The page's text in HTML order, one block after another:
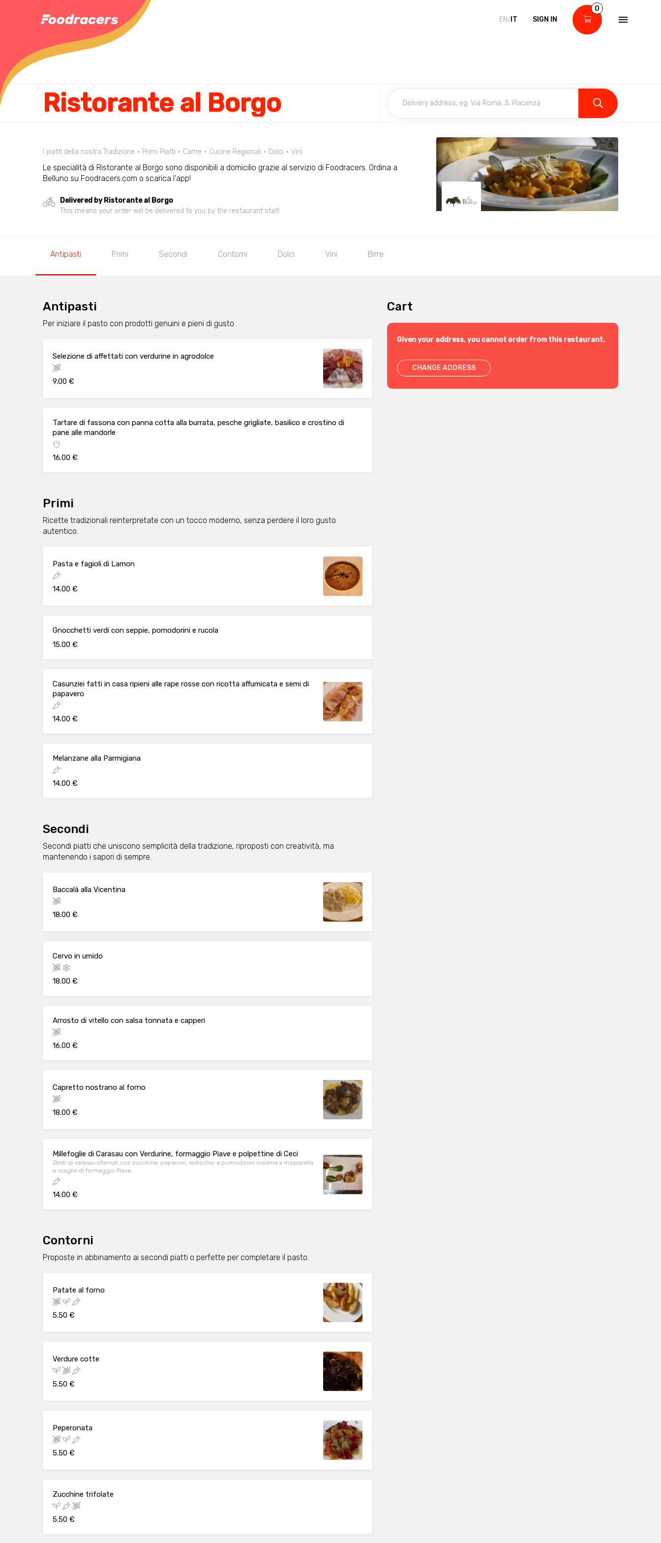
EN/ IT SIGN IN
0
Ristorante al Borgo
I piatti della nostra Tradizione Primi Piatti Carne Cucine Regionali Dolci Vini
Le specialità di Ristorante al Borgo sono disponibili a domicilio grazie al servizio di Foodracers. Ordina a
Belluno su Foodracers.com o scarica l'app!
Delivered by Ristorante al Borgo
This means your order will be delivered to you by the restaurant staff.
Antipasti Primi Secondi Contorni Dolci Vini Birre
Antipasti
Per iniziare il pasto con prodotti genuini e pieni di gusto.
Selezione di affettati con verdurine in agrodolce
9.00 €
Tartare di fassona con panna cotta alla burrata, pesche grigliate, basilico e crostino di
pane alle mandorle
16.00 €
Primi
Ricette tradizionali reinterpretate con un tocco moderno, senza perdere il loro gusto
autentico.
Pasta e fagioli di Lamon
14.00 €
Gnocchetti verdi con seppie, pomodorini e rucola
15.00 €
Casunziei fatti in casa ripieni alle rape rosse con ricotta affumicata e semi di
papavero
14.00 €
Melanzane alla Parmigiana
14.00 €
Secondi
Secondi piatti che uniscono semplicità della tradizione, riproposti con creatività, ma
mantenendo i sapori di sempre.
Baccalà alla Vicentina
18.00 €
Cervo in umido
18.00 €
Arrosto di vitello con salsa tonnata e capperi
16.00 €
Capretto nostrano al forno
18.00 €
Millefoglie di Carasau con Verdurine, formaggio Piave e polpettine di Ceci
Strati di carasau alternati con zucchine, peperoni, radicchio e pomodorini insieme a mozzarella
e scaglie di formaggio Piave
14.00 €
Contorni
Proposte in abbinamento ai secondi piatti o perfette per completare il pasto.
Patate al forno
5.50 €
Verdure cotte
5.50 €
Peperonata
5.50 €
Zucchine trifolate
5.50 €
Cart
Given your address, you cannot order from this restaurant.
CHANGE ADDRESS